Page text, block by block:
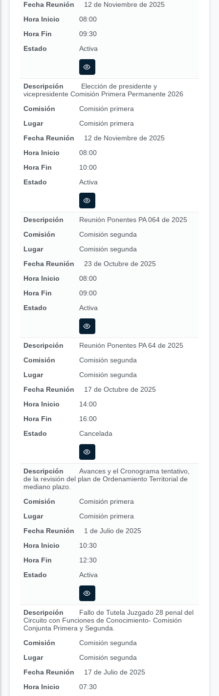
Fecha Reunión
12 de Noviembre de 2025
Hora Inicio
08:00
Hora Fin
09:30
Estado
Activa
Descripción
Elección de presidente y
vicepresidente Comisión Primera Permanente 2026
Comisión
Comisión primera
Lugar
Comisión primera
Fecha Reunión
12 de Noviembre de 2025
Hora Inicio
08:00
Hora Fin
10:00
Estado
Activa
Descripción
Reunión Ponentes PA 064 de 2025
Comisión
Comisión segunda
Lugar
Comisión segunda
Fecha Reunión
23 de Octubre de 2025
Hora Inicio
08:00
Hora Fin
09:00
Estado
Activa
Descripción
Reunión Ponentes PA 64 de 2025
Comisión
Comisión segunda
Lugar
Comisión segunda
Fecha Reunión
17 de Octubre de 2025
Hora Inicio
14:00
Hora Fin
16:00
Estado
Cancelada
Descripción
Avances y el Cronograma tentativo,
de la revisión del plan de Ordenamiento Territorial de
mediano plazo.
Comisión
Comisión primera
Lugar
Comisión primera
Fecha Reunión
1 de Julio de 2025
Hora Inicio
10:30
Hora Fin
12:30
Estado
Activa
Descripción
Fallo de Tutela Juzgado 28 penal del
Circuito con Funciones de Conocimiento- Comisión
Conjunta Primera y Segunda.
Comisión
Comisión segunda
Lugar
Comisión segunda
Fecha Reunión
17 de Julio de 2025
Hora Inicio
07:30